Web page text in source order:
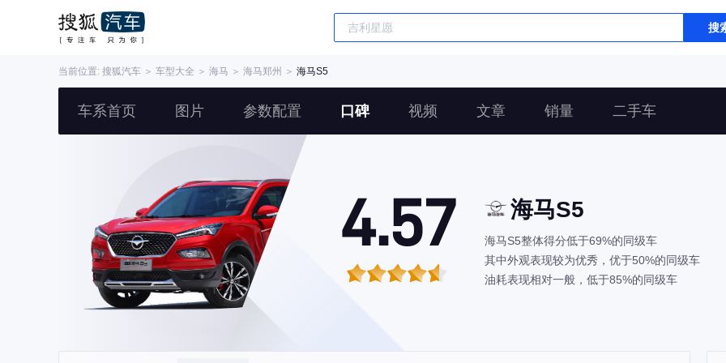
搜
当前位置: 搜狐汽车 ＞ 车型大全 ＞ 海马 ＞ 海马郑州 ＞ 海马S5
车系首页 图片 参数配置 口碑 视频 文章 销量 二手车
4.57 海马S5
海马S5整体得分低于69%的同级车
其中外观表现较为优秀，优于50%的同级车
油耗表现相对一般，低于85%的同级车